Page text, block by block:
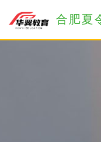
合肥夏